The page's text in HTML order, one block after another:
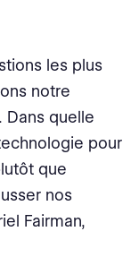
les plus
notre
Dans quelle
pour
que
nos
Fairman,